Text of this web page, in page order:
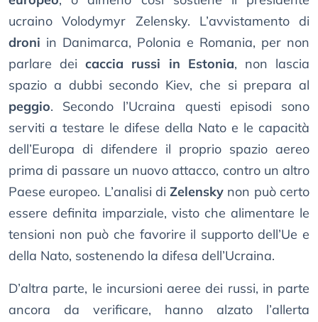
ucraino Volodymyr Zelensky. L’avvistamento di
droni in Danimarca, Polonia e Romania, per non
parlare deicaccia russi in Estonia, non lascia
spazio a dubbi secondo Kiev, che si prepara al
peggio. Secondo l’Ucraina questi episodi sono
serviti a testare le difese della Nato e le capacità
dell’Europa di difendere il proprio spazio aereo
prima di passare un nuovo attacco, contro un altro
Paese europeo. L’analisi diZelensky non può certo
essere definita imparziale, visto che alimentare le
tensioni non può che favorire il supporto dell’Ue e
della Nato, sostenendo la difesa dell’Ucraina.
D’altra parte, le incursioni aeree dei russi, in parte
ancora da verificare, hanno alzato l’allerta